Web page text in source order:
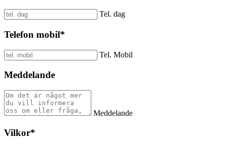
Tel. dag
Telefon mobil*
Tel. Mobil
Meddelande
Meddelande
Vilkor*